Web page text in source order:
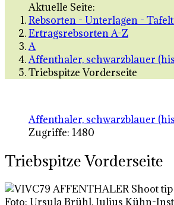
Aktuelle Seite:
Rebsorten - Unterlagen -
Ertragsrebsorten A-Z
A
Affenthaler, schwarzblauer
Triebspitze Vorderseite
Affenthaler, schwarzblauer
Zugriffe: 1480
Triebspitze Vorderseite
Foto: Ursula Brühl, Julius Kühn-